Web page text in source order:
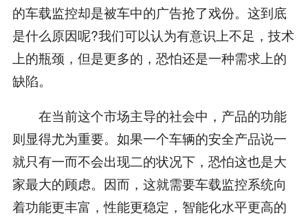
的车载监控却是被车中的广告抢了戏份。这到底
是什么原因呢?我们可以认为有意识上不足，技术
上的瓶颈，但是更多的，恐怕还是一种需求上的
缺陷。
在当前这个市场主导的社会中，产品的功能
则显得尤为重要。如果一个车辆的安全产品说一
就只有一而不会出现二的状况下，恐怕这也是大
家最大的顾虑。因而，这就需要车载监控系统向
着功能更丰富，性能更稳定，智能化水平更高的